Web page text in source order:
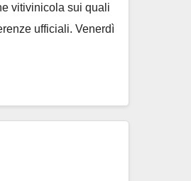
vitivinicola sui quali
ufficiali. Venerdì